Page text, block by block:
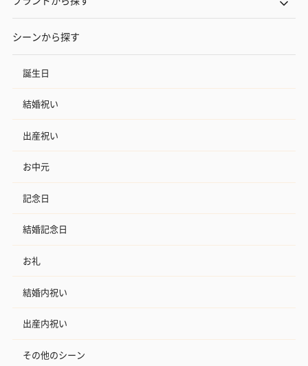
シーンから探す
誕生日
結婚祝い
出産祝い
お中元
記念日
結婚記念日
お礼
結婚内祝い
出産内祝い
その他のシーン